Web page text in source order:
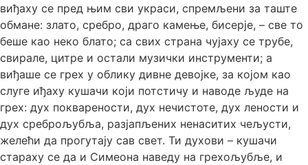
виђаху се пред њим сви украси, спремљени за таште
обмане: злато, сребро, драго камење, бисерје, – све то
беше као неко блато; са свих страна чујаху се трубе,
свирале, цитре и остали музички инструменти; а
виђаше се грех у облику дивне девојке, за којом као
слуге иђаху кушачи који потстичу и наводе људе на
грех: дух покварености, дух нечистоте, дух лености и
дух среброљубља, разјапљених ненаситих чељусти,
желећи да прогутају сав свет. Ти духови – кушачи
стараху се да и Симеона наведу на грехољубље, и